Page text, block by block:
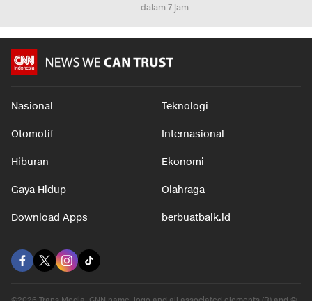
dalam 7 jam
Nasional Teknologi
Otomotif Internasional
Hiburan Ekonomi
Gaya Hidup Olahraga
Download Apps berbuatbaik.id